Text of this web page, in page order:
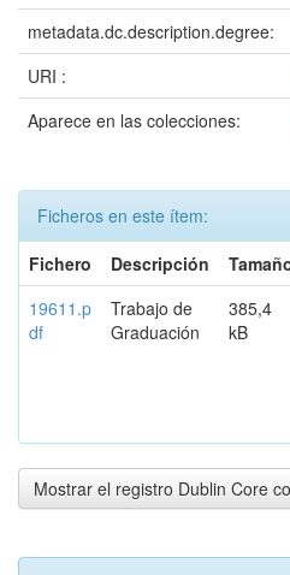
metadata.dc.description.degree:
URI :
Aparece en las colecciones:
Ficheros en este ítem:
Fichero
Descripción
19611.p
df
Trabajo de
Graduación
385,4
kB
Mostrar el registro Dublin Core